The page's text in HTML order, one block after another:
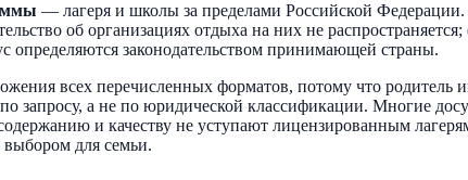
— лагеря и школы за пределами Российской Федерации.
об организациях отдыха на них не
определяются законодательством принимающей страны.
всех перечисленных форматов, потому что родитель
запросу, а не по юридической классификации. Многие
и качеству не уступают лицензированным
для семьи.